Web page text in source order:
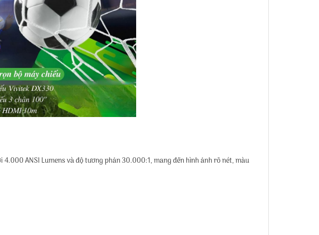
ANSI Lumens và độ tương phản 30.000:1, mang đến hình ảnh rõ nét, màu